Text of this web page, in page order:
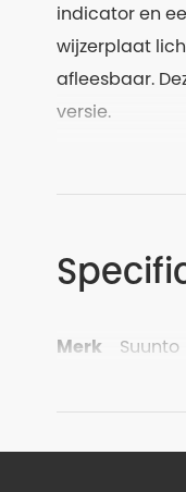
indicator en
wijzerplaat
afleesbaar.
versie.
Merk Suunto